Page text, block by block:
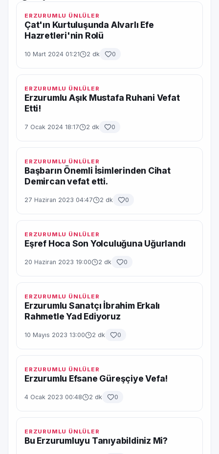
ERZURUMLU ÜNLÜLER
Çat'ın Kurtuluşunda Alvarlı Efe
Hazretleri'nin Rolü
10 Mart 2024 01:21 2 dk 0
ERZURUMLU ÜNLÜLER
Erzurumlu Aşık Mustafa Ruhani Vefat
Etti!
7 Ocak 2024 18:17 2 dk 0
ERZURUMLU ÜNLÜLER
Başbarın Önemli İsimlerinden Cihat
Demircan vefat etti.
27 Haziran 2023 04:47 2 dk 0
ERZURUMLU ÜNLÜLER
Eşref Hoca Son Yolculuğuna Uğurlandı
20 Haziran 2023 19:00 2 dk 0
ERZURUMLU ÜNLÜLER
Erzurumlu Sanatçı İbrahim Erkalı
Rahmetle Yad Ediyoruz
10 Mayıs 2023 13:00 2 dk 0
ERZURUMLU ÜNLÜLER
Erzurumlu Efsane Güreşçiye Vefa!
4 Ocak 2023 00:48 2 dk 0
ERZURUMLU ÜNLÜLER
Bu Erzurumluyu Tanıyabildiniz Mi?